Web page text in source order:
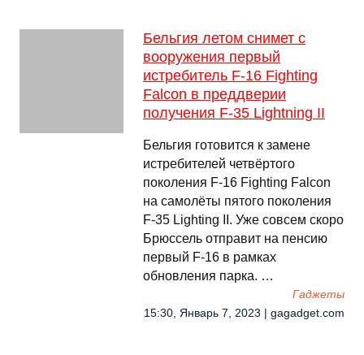
Бельгия летом снимет с
вооружения первый
истребитель F-16 Fighting
Falcon в преддверии
получения F-35 Lightning II
Бельгия готовится к замене
истребителей четвёртого
поколения F-16 Fighting Falcon
на самолёты пятого поколения
F-35 Lighting II. Уже совсем скоро
Брюссель отправит на пенсию
первый F-16 в рамках
обновления парка. …
Гаджеты
15:30, Январь 7, 2023 | gagadget.com